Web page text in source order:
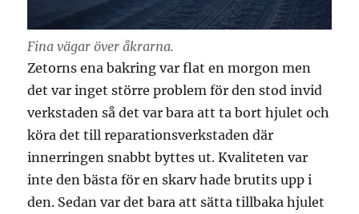
Fina vägar över åkrarna.
Zetorns ena bakring var flat en morgon men
det var inget större problem för den stod invid
verkstaden så det var bara att ta bort hjulet och
köra det till reparationsverkstaden där
innerringen snabbt byttes ut. Kvaliteten var
inte den bästa för en skarv hade brutits upp i
den. Sedan var det bara att sätta tillbaka hjulet